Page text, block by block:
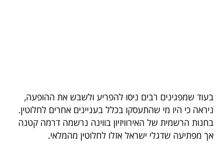
המילון
הכלכלי
פודקאסט
בעוד שמפגינים רבים ניסו להפריע ולשבש את ההופעה,
ניראה כי היו מי שהתעסקו בכלל בעניינים אחרים לחלוטין.
בחנות הרשמית של האירוויזיון בווינה נרשמה דרמה קטנה
אך מפתיעה שדגלי ישראל אזלו לחלוטין מהמלאי.